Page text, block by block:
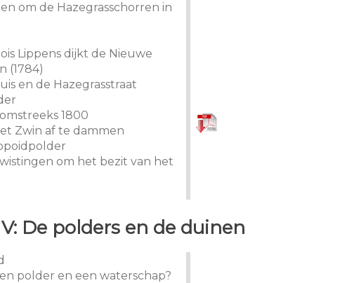
om de Hazegrasschorren in
Lippens dijkt de Nieuwe
(1784)
en de Hazegrasstraat
1800
Zwin af te dammen
om het bezit van het
De polders en de duinen
polder en een waterschap?